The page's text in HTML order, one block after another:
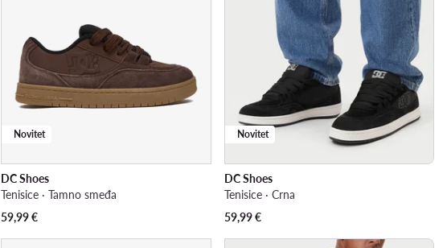
Novitet
DC Shoes
Tenisice · Tamno smeđa
59,99€
Novitet
DC Shoes
Tenisice · Crna
59,99€